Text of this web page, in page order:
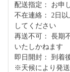
配送指定： お申
不在連絡： 2日
してください
再送不可： 長期
いたしかねます
即日開封： 到着
※天候により発送